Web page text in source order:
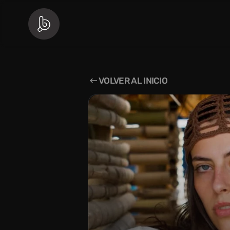
VOLVER AL INICIO